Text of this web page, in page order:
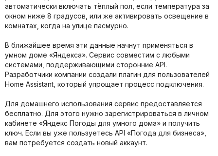
автоматически включать тёплый пол, если температура за
окном ниже 8 градусов, или же активировать освещение в
комнатах, когда на улице пасмурно.
В ближайшее время эти данные начнут применяться в
умном доме «Яндекса». Сервис совместим с любыми
системами, поддерживающими сторонние API.
Разработчики компании создали плагин для пользователей
Home Assistant, который упрощает процесс подключения.
Для домашнего использования сервис предоставляется
бесплатно. Для этого нужно зарегистрироваться в личном
кабинете «Яндекс Погоды для умного дома» и получить
ключ. Если вы уже пользуетесь API «Погода для бизнеса»,
вам потребуется создать новый аккаунт.